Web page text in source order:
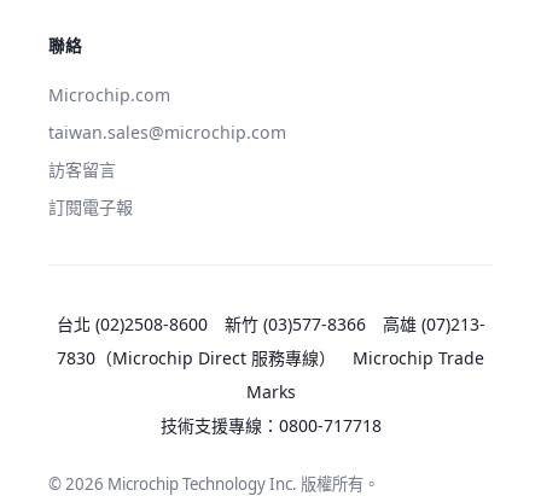
聯絡
Microchip.com
taiwan.sales@microchip.com
訪客留言
訂閱電子報
台北 (02)2508-8600 新竹 (03)577-8366
高雄 (07)213-
7830 （Microchip Direct 服務專線） Microchip Trade
Marks
技術支援專線： 0800-717718
© 2026 Microchip Technology Inc. 版權所有。